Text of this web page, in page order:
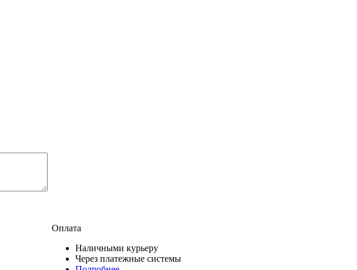
Оплата
Наличными курьеру
Через платежные системы